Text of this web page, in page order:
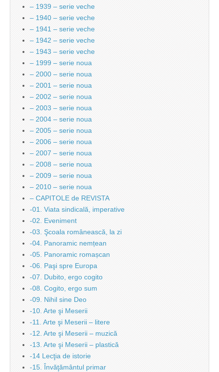
– 1939 – serie veche
– 1940 – serie veche
– 1941 – serie veche
– 1942 – serie veche
– 1943 – serie veche
– 1999 – serie noua
– 2000 – serie noua
– 2001 – serie noua
– 2002 – serie noua
– 2003 – serie noua
– 2004 – serie noua
– 2005 – serie noua
– 2006 – serie noua
– 2007 – serie noua
– 2008 – serie noua
– 2009 – serie noua
– 2010 – serie noua
– CAPITOLE de REVISTA
-01. Viata sindicală, imperative
-02. Eveniment
-03. Şcoala românească, la zi
-04. Panoramic nemțean
-05. Panoramic romașcan
-06. Paşi spre Europa
-07. Dubito, ergo cogito
-08. Cogito, ergo sum
-09. Nihil sine Deo
-10. Arte şi Meserii
-11. Arte şi Meserii – litere
-12. Arte şi Meserii – muzică
-13. Arte şi Meserii – plastică
-14 Lecţia de istorie
-15. Învăţământul primar